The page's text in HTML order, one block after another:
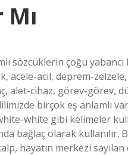
sözcüklerin çoğu
acele-acil, deprem-
alet-cihaz, görev-görev,
birçok eş anlamlı
white gibi kelimeler
bağlaç olarak kullanılır.
hayatın merkezi